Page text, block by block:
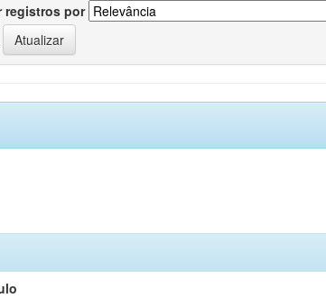
registros por